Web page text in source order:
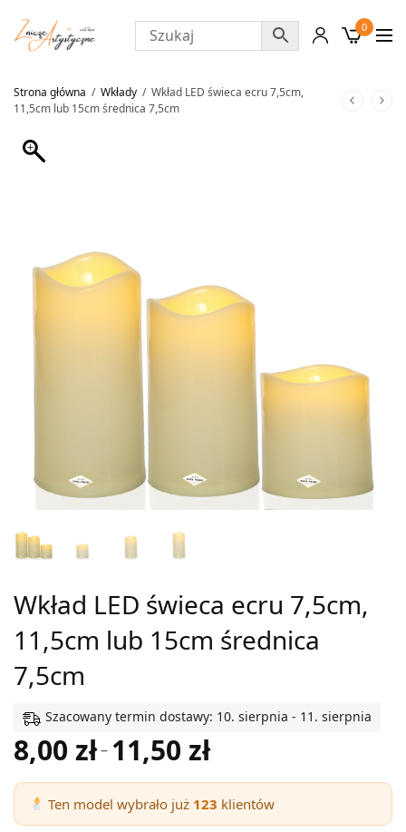
0
Strona główna / Wkłady / Wkład LED świeca ecru 7,5cm,
11,5cm lub 15cm średnica 7,5cm
Wkład LED świeca ecru 7,5cm,
11,5cm lub 15cm średnica
7,5cm
Szacowany termin dostawy: 10. sierpnia - 11. sierpnia
8,00zł– 11,50złZakres
8,00 zł
do
Ten model wybrało już 123 klientów